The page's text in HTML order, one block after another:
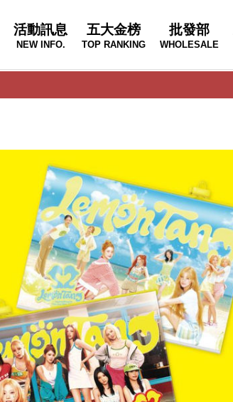
活動訊息
NEW INFO.
五大金榜
TOP RANKING
批發部
WHOLESALE